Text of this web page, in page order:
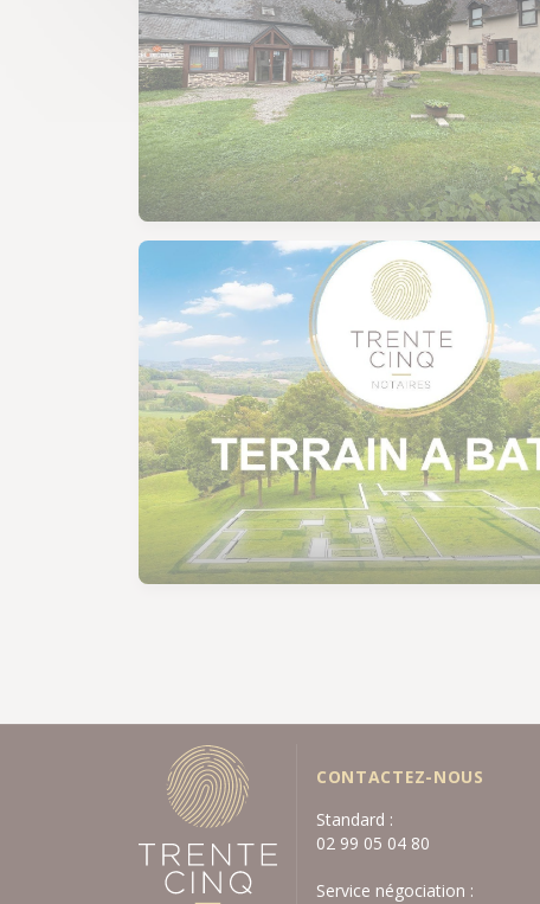
CONTACTEZ-NOUS
Standard :
02 99 05 04 80
Service négociation :